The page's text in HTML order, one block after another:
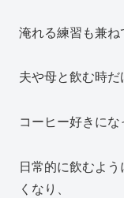
淹れる練習も兼ね
夫や母と飲む時だ
コーヒー好きにな
日常的に飲むよ
くなり、